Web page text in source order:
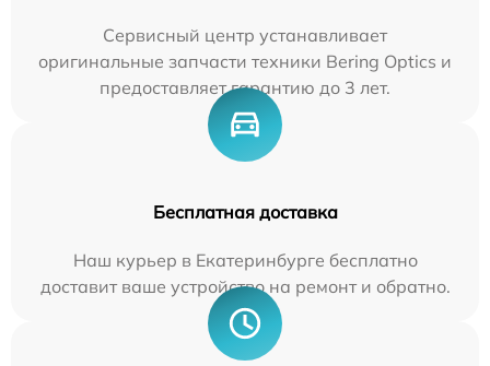
Сервисный центр устанавливает
оригинальные запчасти техники Bering Optics и
предоставляет гарантию до 3 лет.
Бесплатная доставка
Наш курьер в Екатеринбурге бесплатно
доставит ваше устройство на ремонт и обратно.